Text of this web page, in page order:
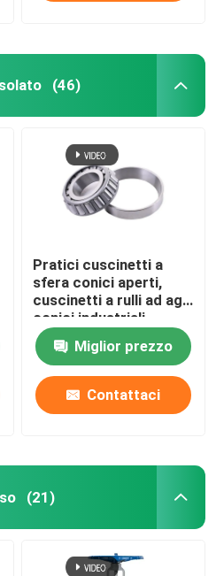
(46)
Pratici cuscinetti a
sfera conici aperti,
cuscinetti a rulli ad ago
conici industriali
Miglior prezzo
Contattaci
(21)